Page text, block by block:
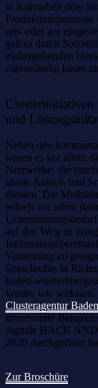
in Kurzarbeit oder
Produktionsprozesse
um- oder gar
galt es durch
einhergehenden
eigenständig kaum
Clusterinitiativen
und
Neben den
waren es vor allem
Netzwerke, die
ideale Anlauf- und
dienten. Die
jedoch vor allem
auf den Weg zu
Vernetzung zu
Sprachrohrs in
baden-
kreativ wie wirksam.
Clusteragentur
interessante
digitale HACK
2020 durchgeführt
Zur Broschüre